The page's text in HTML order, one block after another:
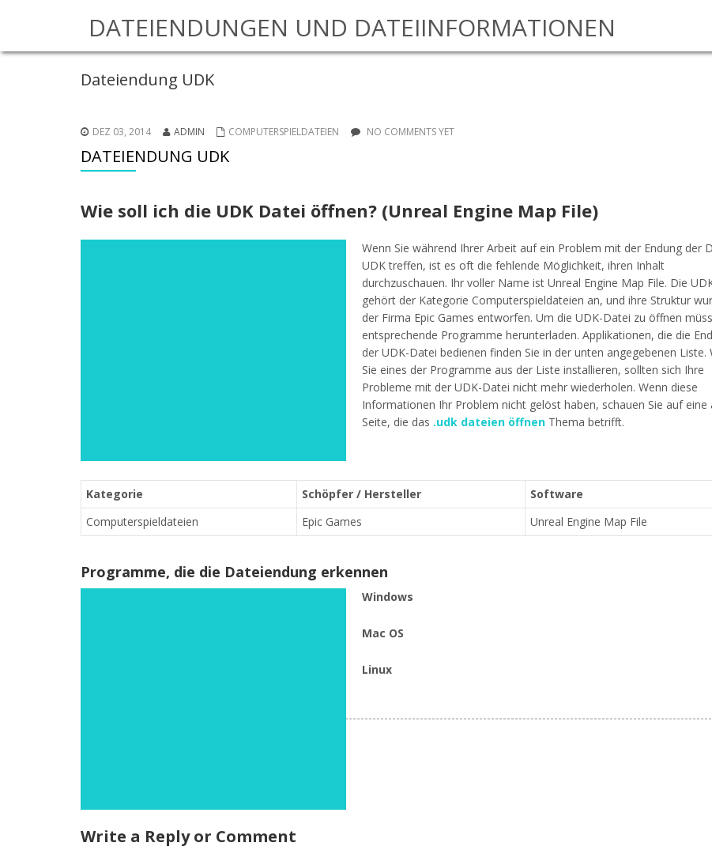
DATEIENDUNGEN UND DATEIINFORMATIONEN
Dateiendung UDK
DEZ 03, 2014 ADMIN COMPUTERSPIELDATEIEN NO COMMENTS YET
DATEIENDUNG UDK
Wie soll ich die UDK Datei öffnen? (Unreal Engine Map File)
Wenn Sie während Ihrer Arbeit auf ein Problem mit der Endung der
UDK treffen, ist es oft die fehlende Möglichkeit, ihren Inhalt
durchzuschauen. Ihr voller Name ist Unreal Engine Map File. Die
gehört der Kategorie Computerspieldateien an, und ihre Struktur
der Firma Epic Games entworfen. Um die UDK-Datei zu öffnen
entsprechende Programme herunterladen. Applikationen, die die
der UDK-Datei bedienen finden Sie in der unten angegebenen Liste.
Sie eines der Programme aus der Liste installieren, sollten sich Ihre
Probleme mit der UDK-Datei nicht mehr wiederholen. Wenn diese
Informationen Ihr Problem nicht gelöst haben, schauen Sie auf eine
Seite, die das .udk dateien öffnen Thema betrifft.
Kategorie Schöpfer / Hersteller
Software
Computerspieldateien
Epic Games Unreal Engine Map File
Programme, die die Dateiendung erkennen
Windows
Mac OS
Linux
Write a Reply or Comment